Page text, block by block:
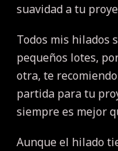
suavidad a tu
Todos mis hilados
pequeños lotes,
otra, te
partida para tu
siempre es mejor
Aunque el hilado